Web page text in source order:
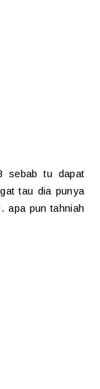
sebab tu dapat
tau dia punya
apa pun tahniah